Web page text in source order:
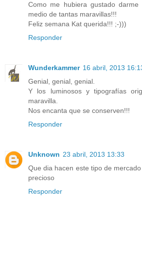
Como me hubiera gustado
medio de tantas maravillas!!!
Feliz semana Kat querida!!! ;-)))
Responder
Wunderkammer 16 abril, 2013
Genial, genial, genial.
Y los luminosos y tipografías
maravilla.
Nos encanta que se conserven!!!
Responder
Unknown 23 abril, 2013 13:33
Que dia hacen este tipo de
precioso
Responder